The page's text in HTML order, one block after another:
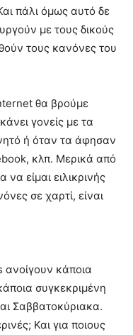
πάλι όμως αυτό δε
με τους δικούς
τους κανόνες του
θα βρούμε
γονείς με τα
ή όταν τα άφησαν
κλπ. Μερικά από
να είμαι ειλικρινής
σε χαρτί, είναι
ανοίγουν κάποια
συγκεκριμένη
Σαββατοκύριακα.
Και για ποιους